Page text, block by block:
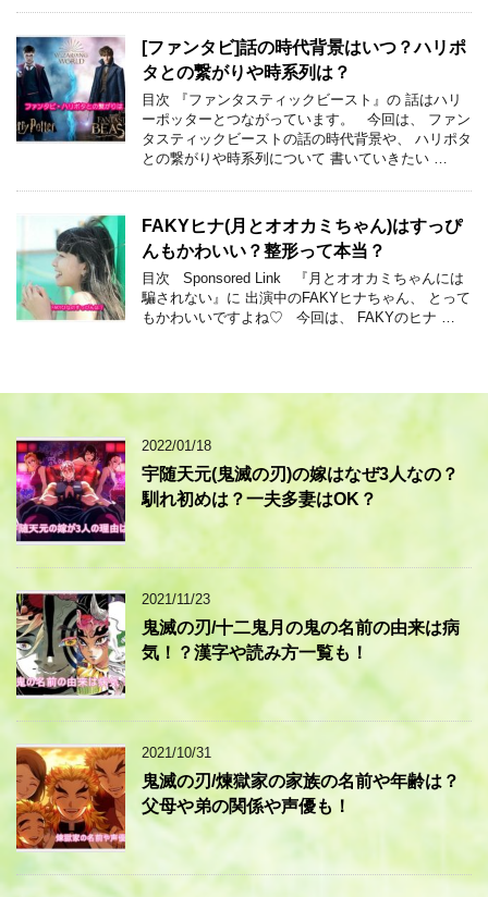
[ファンタビ]話の時代背景はいつ？ハリポ
タとの繋がりや時系列は？
目次 『ファンタスティックビースト』の 話はハリ
ーポッターとつながっています。 今回は、 ファン
タスティックビーストの話の時代背景や、 ハリポタ
との繋がりや時系列について 書いていきたい …
FAKYヒナ(月とオオカミちゃん)はすっぴ
んもかわいい？整形って本当？
目次 Sponsored Link 『月とオオカミちゃんには
騙されない』に 出演中のFAKYヒナちゃん、 とって
もかわいいですよね♡ 今回は、 FAKYのヒナ …
2022/01/18
宇随天元(鬼滅の刃)の嫁はなぜ3人なの？
馴れ初めは？一夫多妻はOK？
2021/11/23
鬼滅の刃/十二鬼月の鬼の名前の由来は病
気！？漢字や読み方一覧も！
2021/10/31
鬼滅の刃/煉獄家の家族の名前や年齢は？
父母や弟の関係や声優も！